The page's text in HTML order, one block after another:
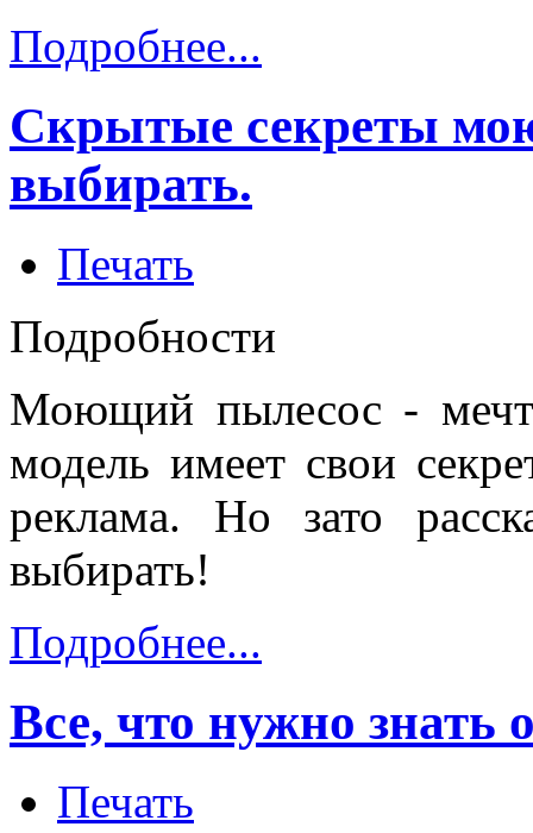
Подробнее...
Скрытые секреты
выбирать.
Печать
Подробности
Моющий пылесос -
модель имеет свои
реклама. Но зато
выбирать!
Подробнее...
Все, что нужно знать
Печать